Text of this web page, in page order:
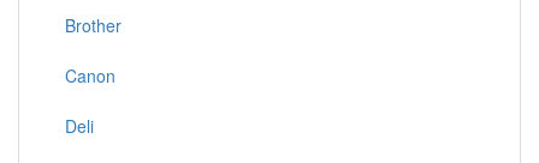
Brother
Canon
Deli